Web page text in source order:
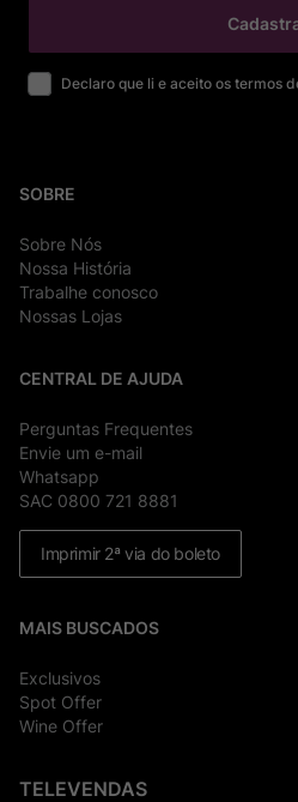
Declaro que li e aceito os termos
SOBRE
Sobre Nós
Nossa História
Trabalhe conosco
Nossas Lojas
CENTRAL DE AJUDA
Perguntas Frequentes
Envie um e-mail
Whatsapp
SAC 0800 721 8881
Imprimir 2ª via do boleto
MAIS BUSCADOS
Exclusivos
Spot Offer
Wine Offer
TELEVENDAS